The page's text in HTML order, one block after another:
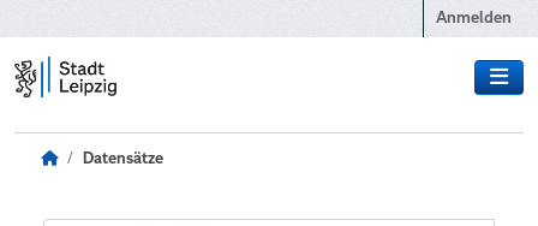
Anmelden
Datensätze